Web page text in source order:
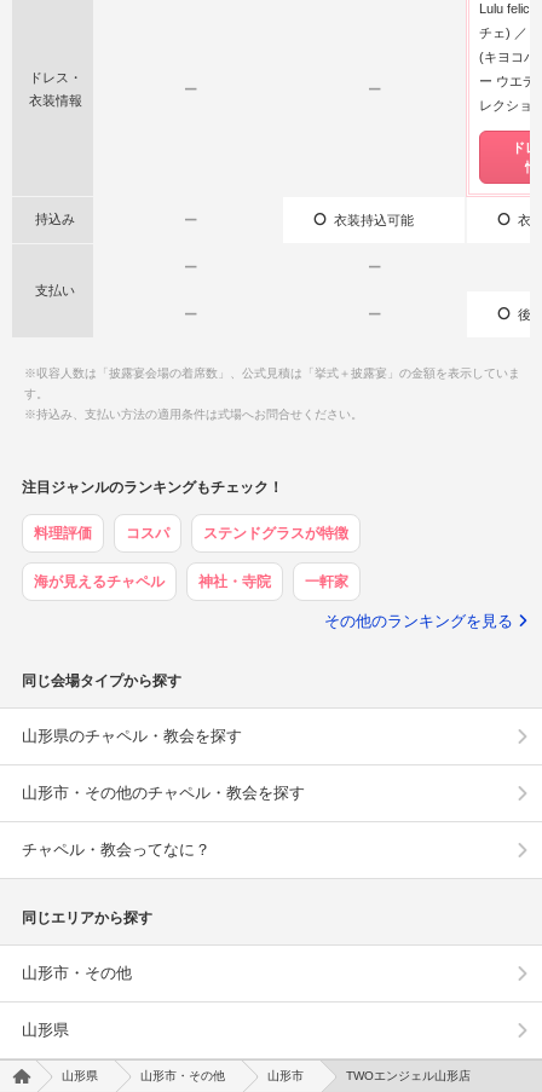
ドレス・
衣装情報
ー ー
Lulu
チェ)
(キヨコハ
ー ウエデ
レクショ
ド
情
持込み ー 衣装持込可能 衣
支払い
ー ー
ー ー 後
※収容人数は「披露宴会場の着席数」、公式見積は「挙式＋披露宴」の金額を表示していま
す。
※持込み、支払い方法の適用条件は式場へお問合せください。
注目ジャンルのランキングもチェック！
料理評価 コスパ ステンドグラスが特徴
海が見えるチャペル 神社・寺院 一軒家
その他のランキングを見る
同じ会場タイプから探す
山形県のチャペル・教会を探す
山形市・その他のチャペル・教会を探す
チャペル・教会ってなに？
同じエリアから探す
山形市・その他
山形県
山形県 山形市・その他 山形市 TWOエンジェル山形店